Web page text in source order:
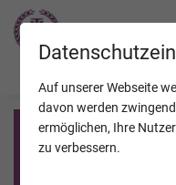
Auf unserer Webseite
davon werden
ermöglichen, Ihre
zu verbessern.
JAHRESTAGE